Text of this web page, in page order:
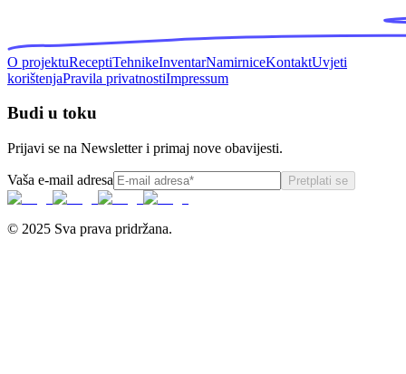
O projektuReceptiTehnikeInventarNamirniceKontaktUvjeti
korištenjaPravila privatnostiImpressum
Budi u toku
Prijavi se na Newsletter i primaj nove obavijesti.
Vaša e-mail adresa Pretplati se
© 2025 Sva prava pridržana.